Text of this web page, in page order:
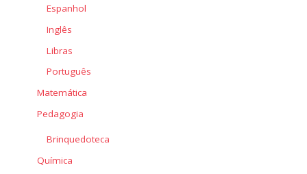
Espanhol
Inglês
Libras
Português
Matemática
Pedagogia
Brinquedoteca
Química